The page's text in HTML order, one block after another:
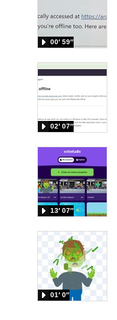
00′ 59″
02′ 07″
13′ 07″
01′ 0″